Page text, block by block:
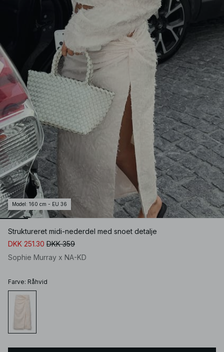
Model : 160 cm - EU 36
Struktureret midi-nederdel med snoet detalje
DKK 251.30 DKK 359
Sophie Murray x NA-KD
Farve: Råhvid